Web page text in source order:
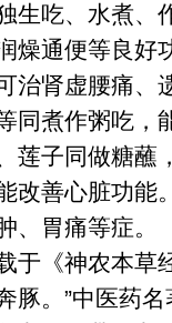
吃、水煮、
燥通便等良好
治肾虚腰痛、
同煮作粥吃，
莲子同做糖蘸
改善心脏功能
、胃痛等症。
《神农本草
豚。”中医药